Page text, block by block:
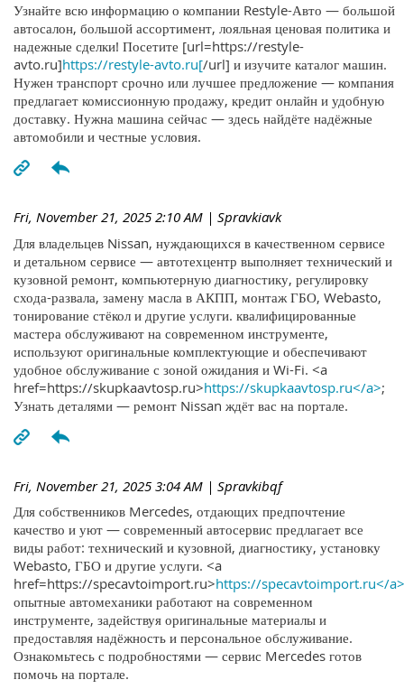
Узнайте всю информацию о компании Restyle-Авто — большой
автосалон, большой ассортимент, лояльная ценовая политика и
надежные сделки! Посетите [url=https://restyle-
avto.ru]https://restyle-avto.ru[/url] и изучите каталог машин.
Нужен транспорт срочно или лучшее предложение — компания
предлагает комиссионную продажу, кредит онлайн и удобную
доставку. Нужна машина сейчас — здесь найдёте надёжные
автомобили и честные условия.
Fri, November 21, 2025 2:10 AM | Spravkiavk
Для владельцев Nissan, нуждающихся в качественном сервисе
и детальном сервисе — автотехцентр выполняет технический и
кузовной ремонт, компьютерную диагностику, регулировку
схода-развала, замену масла в АКПП, монтаж ГБО, Webasto,
тонирование стёкол и другие услуги. квалифицированные
мастера обслуживают на современном инструменте,
используют оригинальные комплектующие и обеспечивают
удобное обслуживание с зоной ожидания и Wi-Fi. <a
href=https://skupkaavtosp.ru>https://skupkaavtosp.ru</a>;
Узнать деталями — ремонт Nissan ждёт вас на портале.
Fri, November 21, 2025 3:04 AM | Spravkibqf
Для собственников Mercedes, отдающих предпочтение
качество и уют — современный автосервис предлагает все
виды работ: технический и кузовной, диагностику, установку
Webasto, ГБО и другие услуги. <a
href=https://specavtoimport.ru>https://specavtoimport.ru</a>
опытные автомеханики работают на современном
инструменте, задействуя оригинальные материалы и
предоставляя надёжность и персональное обслуживание.
Ознакомьтесь с подробностями — сервис Mercedes готов
помочь на портале.